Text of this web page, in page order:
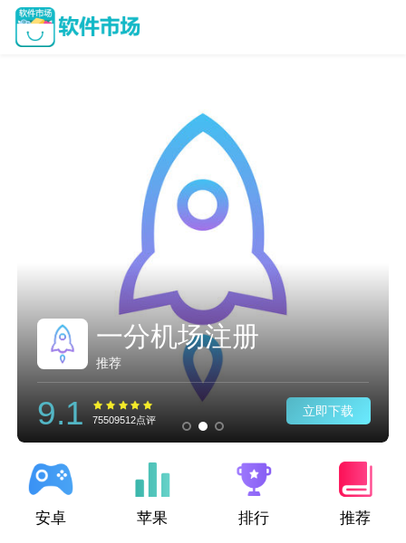
老王加速器官网
推荐
9.1 75509512点评
立即下载
安卓 苹果 排行 推荐